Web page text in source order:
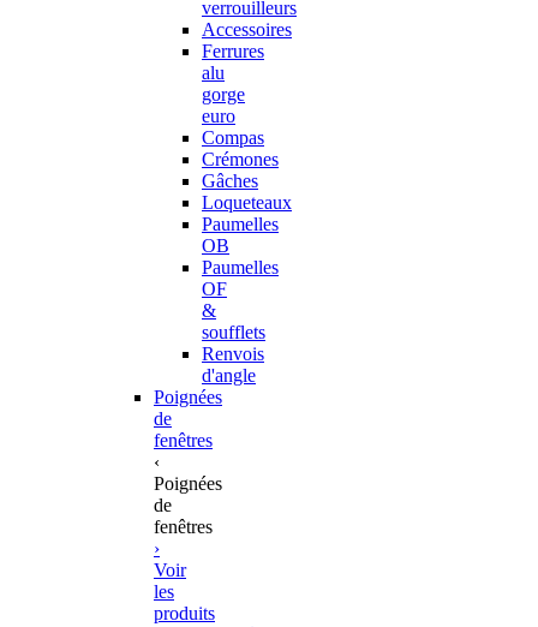
verrouilleurs
Accessoires
Ferrures
alu
gorge
euro
Compas
Crémones
Gâches
Loqueteaux
Paumelles
OB
Paumelles
OF
&
soufflets
Renvois
d'angle
Poignées
de
fenêtres
‹
Poignées
de
fenêtres
›
Voir
les
produits